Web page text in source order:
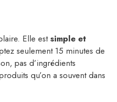
Elle estsimple et
seulement 15 minutes de
pas d’ingrédients
qu’on a souvent dans